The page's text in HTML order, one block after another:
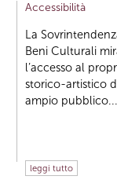
Accessibilità
La
Beni Culturali
l’accesso al
storico-artistico
ampio pubblico...
leggi tutto